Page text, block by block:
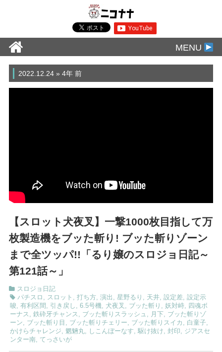
MENU
2022.12.24 » 4年 前
【スロット犬夜叉】一撃1000枚目指して万
枚製造機をブッた斬り! ブッた斬りゾーン
まで全ツッパ!!「るり嬢のスロジョ日記～
第121話～」
スロジョ日記
パチスロ , スロット , 打ち方, 演出 , 星野るり , 天井, 設定差, 設定示
唆, 有利区間 , 引き戻し , 6.5号機, 犬夜叉 , ブッた斬り , 妖対峙, 四魂ボ
ーナス , 鉄砕牙チャンス , ブッた斬りスラッシュ , 月下 , ブッた斬りゾ
ーン, ブッた斬り目 , ブッた斬りチェリー, ブッた斬りスイカ , 白童子,
かけらチャレンジ, 魍魎丸, しこんぼーなす, 駆け抜け, 封印, ジアスセ
ンター南, てっさいが